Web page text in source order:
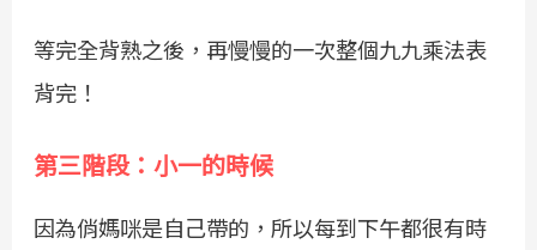
等完全背熟之後，再慢慢的一次整個九九乘法表
背完！
第三階段：小一的時候
因為俏媽咪是自己帶的，所以每到下午都很有時